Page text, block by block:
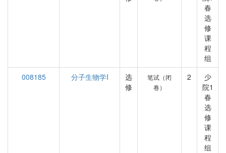
春
选
修
课
程
组
008185
分子生物学I
选
修
笔试（闭
卷）
2
少
院1
春
选
修
课
程
组